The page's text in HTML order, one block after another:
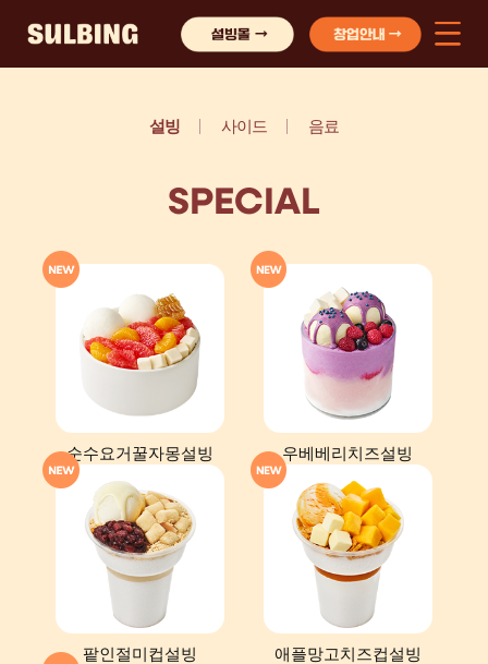
설빙 사이드 음료
SPECIAL
순수요거꿀자몽설빙 우베베리치즈설빙
팥인절미컵설빙 애플망고치즈컵설빙